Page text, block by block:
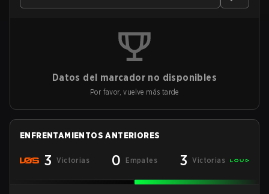
Datos del marcador no disponibles
Por favor, vuelve más tarde
ENFRENTAMIENTOS ANTERIORES
3 Victorias 0 Empates 3 Victorias